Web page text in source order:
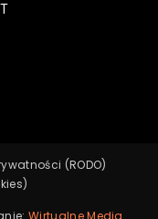
(RODO)